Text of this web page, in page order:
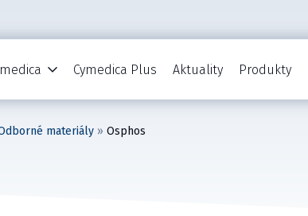
Cymedica Plus Aktuality Produkty
materiály » Osphos